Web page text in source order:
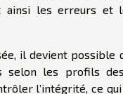
ainsi les erreurs et
il devient possible
selon les profils
l’intégrité, ce